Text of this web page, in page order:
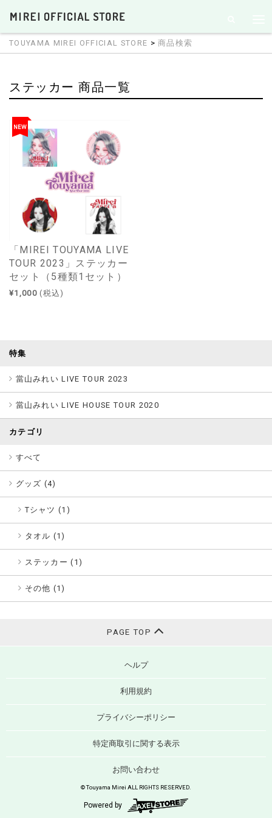
TOUYAMA MIREI OFFICIAL STORE >商品検索
ステッカー 商品一覧
NEW
「MIREI TOUYAMA LIVE
TOUR 2023」ステッカー
セット（5種類1セット）
¥1,000 (税込)
特集
當山みれい LIVE TOUR 2023
當山みれい LIVE HOUSE TOUR 2020
カテゴリ
すべて
グッズ (4)
Tシャツ (1)
タオル (1)
ステッカー (1)
その他 (1)
PAGE TOP
ヘルプ
利用規約
プライバシーポリシー
特定商取引に関する表示
お問い合わせ
© Touyama Mirei ALL RIGHTS RESERVED.
Powered by